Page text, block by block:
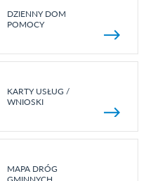
DZIENNY DOM
POMOCY
KARTY USŁUG /
WNIOSKI
MAPA DRÓG